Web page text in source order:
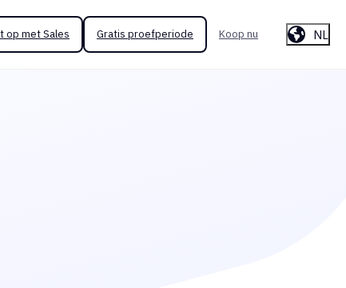
op met Sales Gratis proefperiode Koop nu NL